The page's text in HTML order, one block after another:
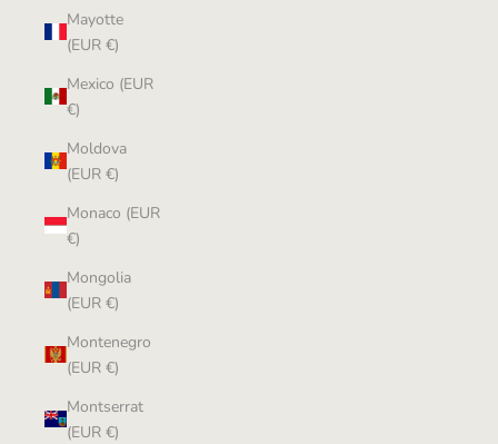
Mayotte
(EUR €)
Mexico (EUR
€)
Moldova
(EUR €)
Monaco (EUR
€)
Mongolia
(EUR €)
Montenegro
(EUR €)
Montserrat
(EUR €)